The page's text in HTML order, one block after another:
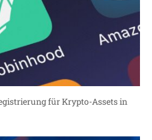
für Krypto-Assets in